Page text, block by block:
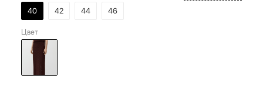
40
42 44 46
Цвет